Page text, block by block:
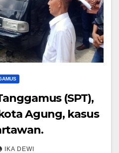
(SPT),
Agung, kasus
IKA DEWI